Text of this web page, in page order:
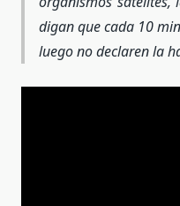
digan que cada 10
luego no declaren la